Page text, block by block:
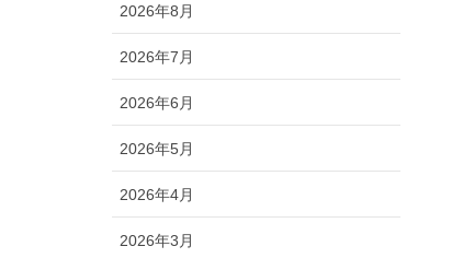
2026年8月
2026年7月
2026年6月
2026年5月
2026年4月
2026年3月